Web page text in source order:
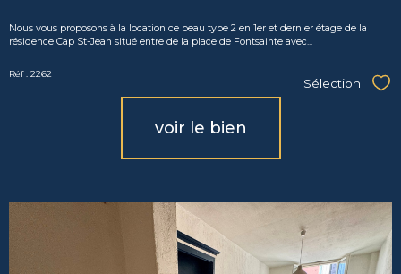
Nous vous proposons à la location ce beau type 2 en 1er et dernier étage de la
résidence Cap St-Jean situé entre de la place de Fontsainte avec...
Réf : 2262
Sélection
voir le bien